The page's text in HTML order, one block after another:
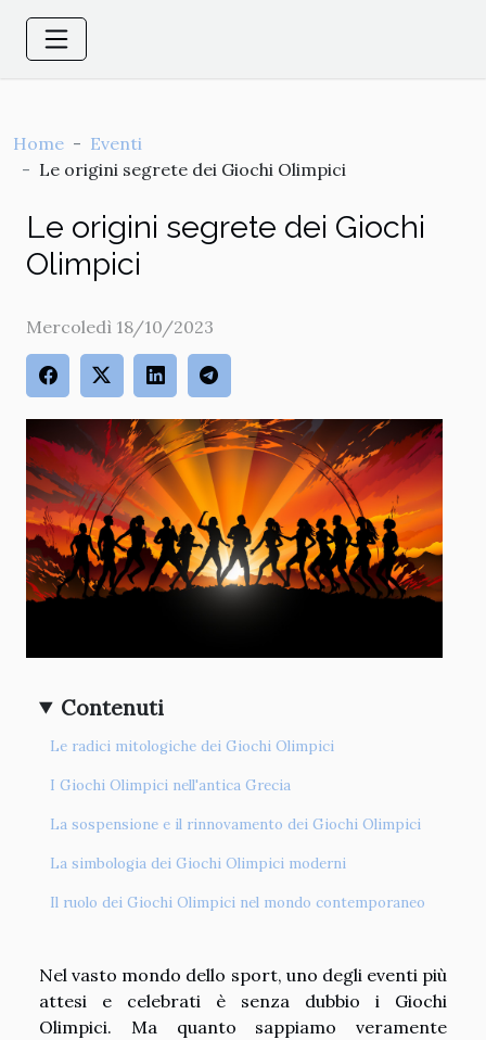
Home
Eventi
Le origini segrete dei Giochi Olimpici
Le origini segrete dei Giochi
Olimpici
Mercoledì 18/10/2023
Contenuti
Le radici mitologiche dei Giochi Olimpici
I Giochi Olimpici nell'antica Grecia
La sospensione e il rinnovamento dei Giochi Olimpici
La simbologia dei Giochi Olimpici moderni
Il ruolo dei Giochi Olimpici nel mondo contemporaneo
Nel vasto mondo dello sport, uno degli eventi più
attesi e celebrati è senza dubbio i Giochi
Olimpici. Ma quanto sappiamo veramente